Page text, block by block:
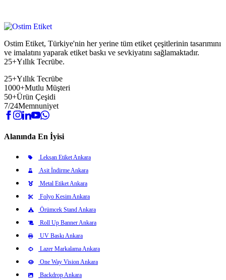
Ostim Etiket, Türkiye'nin her yerine tüm etiket çeşitlerinin tasarımını
ve imalatını yaparak etiket baskı ve sevkiyatını sağlamaktadır.
25+Yıllık Tecrübe.
25+Yıllık Tecrübe
1000+Mutlu Müşteri
50+Ürün Çeşidi
7/24Memnuniyet
Alanında En İyisi
Leksan Etiket Ankara
Asit İndirme Ankara
Metal Etiket Ankara
Folyo Kesim Ankara
Örümcek Stand Ankara
Roll Up Banner Ankara
UV Baskı Ankara
Lazer Markalama Ankara
One Way Vision Ankara
Backdrop Ankara